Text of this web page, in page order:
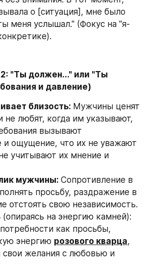
о [ситуация], мне было
меня услышал." (Фокус на "я-
"Ты должен..." или "Ты
и давление)
близость: Мужчины ценят
не любят, когда им указывают,
вызывают
и ощущение, что их не уважают
учитывают их мнение и
мужчины: Сопротивление в
просьбу, раздражение в
отстоять свою независимость.
(опираясь на энергию камней):
как просьбы,
энергию розового кварца,
свои желания с любовью и